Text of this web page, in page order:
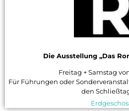
Die Ausstellung „Das
Freitag + Samstag von
Für Führungen oder
den